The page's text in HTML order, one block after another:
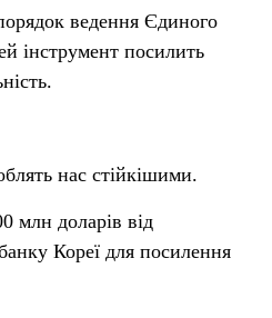
ведення Єдиного
інструмент посилить
нас стійкішими.
млн доларів від
Кореї для посилення